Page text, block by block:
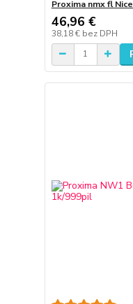
Proxima nmx fl
46,96 €
38,18 € bez DPH